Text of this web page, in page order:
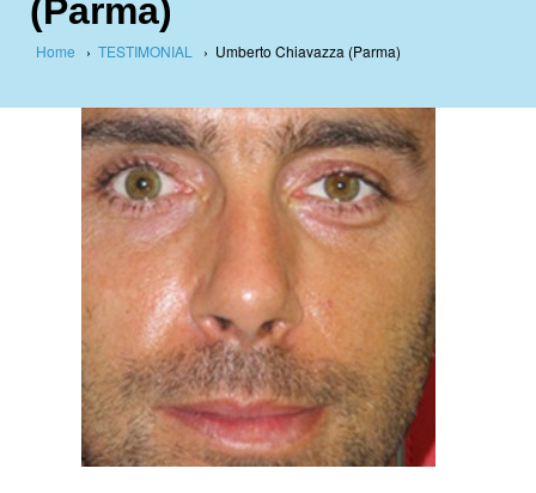
(Parma)
Home › TESTIMONIAL › Umberto Chiavazza (Parma)